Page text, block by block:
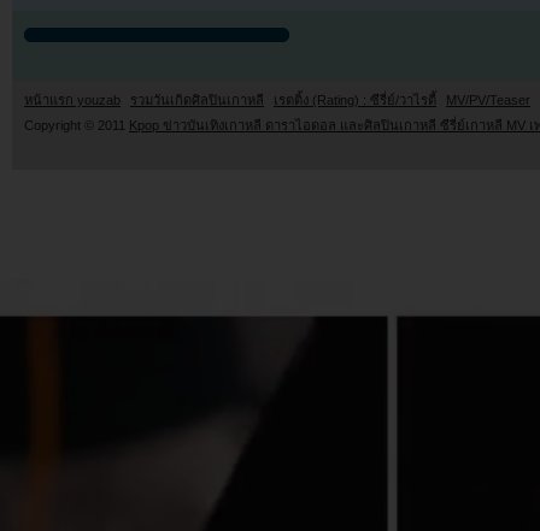
หน้าแรก youzab รวมวันเกิดศิลปินเกาหลี เรตติ้ง (Rating) : ซีรี่ย์/วาไรตี้
MV/PV/Teaser
Copyright © 2011 Kpop ข่าวบันเทิงเกาหลี ดาราไอดอล และศิลปินเกาหลี ซีรี่ย์เกาหลี MV